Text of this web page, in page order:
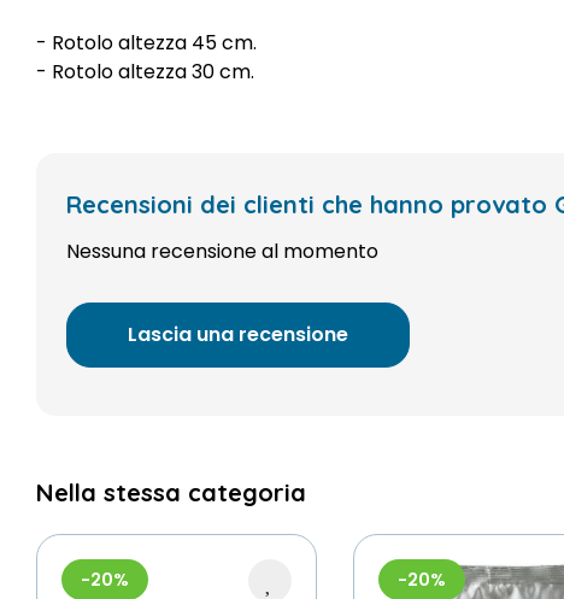
- Rotolo altezza 45 cm.
- Rotolo altezza 30 cm.
Recensioni dei clienti che hanno provato
Nessuna recensione al momento
Lascia una recensione
Nella stessa categoria
-20% -20%